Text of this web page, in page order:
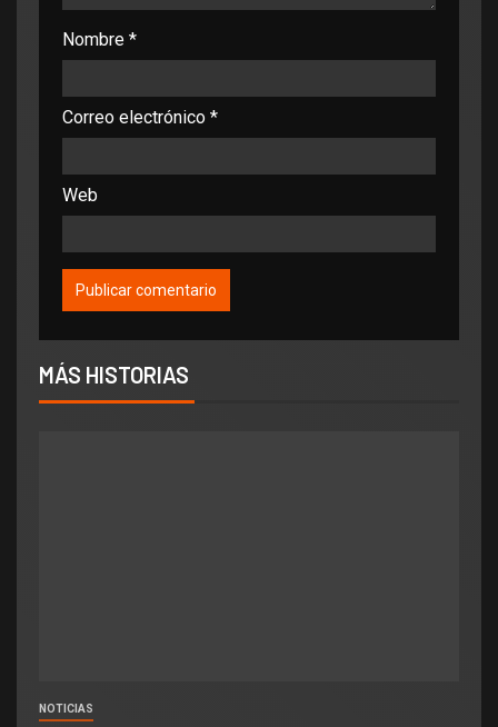
Nombre *
Correo electrónico *
Web
MÁS HISTORIAS
NOTICIAS